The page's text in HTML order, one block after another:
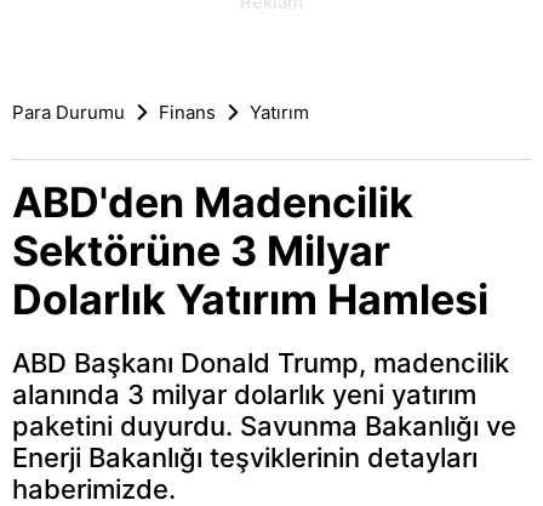
Para Durumu Finans Yatırım
ABD'den Madencilik
Sektörüne 3 Milyar
Dolarlık Yatırım Hamlesi
ABD Başkanı Donald Trump, madencilik
alanında 3 milyar dolarlık yeni yatırım
paketini duyurdu. Savunma Bakanlığı ve
Enerji Bakanlığı teşviklerinin detayları
haberimizde.